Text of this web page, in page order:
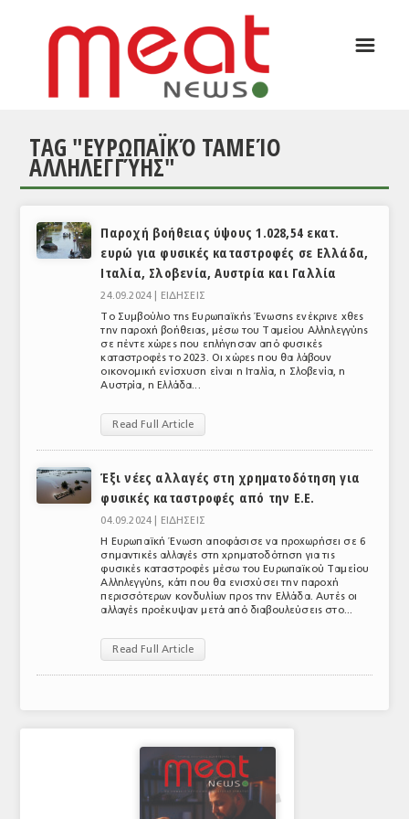
ΕΙΔΗΣΕΙΣ
ΣΥΝΕΝΤΕΥΞΕΙΣ
ΑΝΑΛΥΣΕΙΣ
ΕΥΡΩΠΑΪΚΕΣ ΑΠΟΦΑΣΕΙΣ
ΕΜΠΟΡΙΚΟΣ ΚΑΤΑΛΟΓΟΣ
ΠΑΡΑΓΩΓΗ & ΕΜΠΟΡΙΑ
ΝΟΜΟΘΕΣΙΑ
ΕΥΡΩΠΑΪΚΗ ΝΟΜΟΘΕΣΙΑ
☰
TAG "ΕΥΡΩΠΑΪΚΌ ΤΑΜΕΊΟ
ΑΛΛΗΛΕΓΓΎΗΣ"
Παροχή βοήθειας ύψους 1.028,54 εκατ.
ευρώ για φυσικές καταστροφές σε Ελλάδα,
Ιταλία, Σλοβενία, Αυστρία και Γαλλία
24.09.2024 |
ΕΙΔΗΣΕΙΣ
Το Συμβούλιο της Ευρωπαϊκής Ένωσης ενέκρινε χθες
την παροχή βοήθειας, μέσω του Ταμείου Αλληλεγγύης
σε πέντε χώρες που επλήγησαν από φυσικές
καταστροφές το 2023. Οι χώρες που θα λάβουν
οικονομική ενίσχυση είναι η Ιταλία, η Σλοβενία, η
Αυστρία, η Ελλάδα...
Read Full Article
Έξι νέες αλλαγές στη χρηματοδότηση για
φυσικές καταστροφές από την Ε.Ε.
04.09.2024 |
ΕΙΔΗΣΕΙΣ
Η Ευρωπαϊκή Ένωση αποφάσισε να προχωρήσει σε 6
σημαντικές αλλαγές στη χρηματοδότηση για τις
φυσικές καταστροφές μέσω του Ευρωπαϊκού Ταμείου
Αλληλεγγύης, κάτι που θα ενισχύσει την παροχή
περισσότερων κονδυλίων προς την Ελλάδα. Αυτές οι
αλλαγές προέκυψαν μετά από διαβουλεύσεις στο...
Read Full Article